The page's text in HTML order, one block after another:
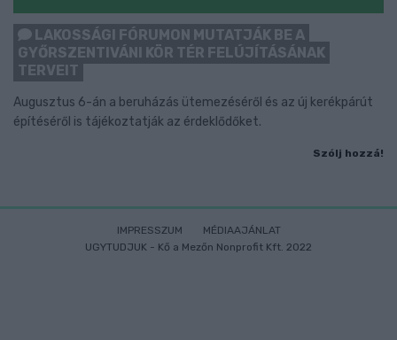
LAKOSSÁGI FÓRUMON MUTATJÁK BE A
GYŐRSZENTIVÁNI KÖR TÉR FELÚJÍTÁSÁNAK
TERVEIT
Augusztus 6-án a beruházás ütemezéséről és az új kerékpárút
építéséről is tájékoztatják az érdeklődőket.
Szólj hozzá!
IMPRESSZUM
MÉDIAAJÁNLAT
UGYTUDJUK - Kő a Mezőn Nonprofit Kft. 2022